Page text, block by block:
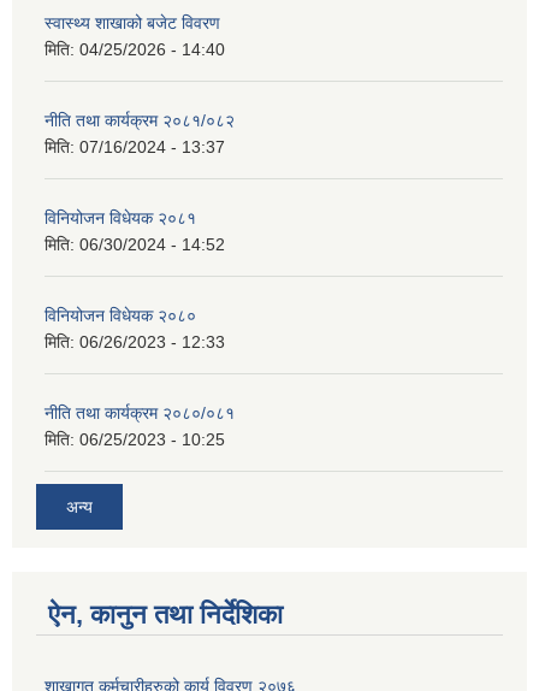
स्वास्थ्य शाखाको बजेट विवरण
मिति: 04/25/2026 - 14:40
नीति तथा कार्यक्रम २०८१/०८२
मिति: 07/16/2024 - 13:37
विनियोजन विधेयक २०८१
मिति: 06/30/2024 - 14:52
विनियोजन विधेयक २०८०
मिति: 06/26/2023 - 12:33
नीति तथा कार्यक्रम २०८०/०८१
मिति: 06/25/2023 - 10:25
अन्य
ऐन, कानुन तथा निर्देशिका
शाखागत कर्मचारीहरुको कार्य विवरण २०७६